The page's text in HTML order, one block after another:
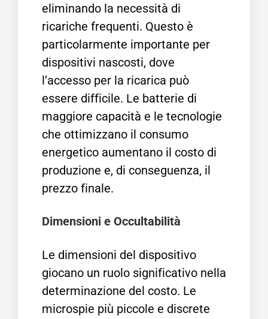
eliminando la necessità di
ricariche frequenti. Questo è
particolarmente importante per
dispositivi nascosti, dove
l’accesso per la ricarica può
essere difficile. Le batterie di
maggiore capacità e le tecnologie
che ottimizzano il consumo
energetico aumentano il costo di
produzione e, di conseguenza, il
prezzo finale.
Dimensioni e Occultabilità
Le dimensioni del dispositivo
giocano un ruolo significativo nella
determinazione del costo. Le
microspie più piccole e discrete